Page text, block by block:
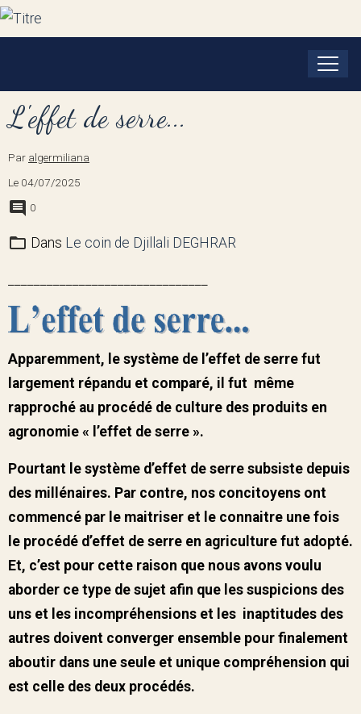
L'effet de serre...
Par algermiliana
Le 04/07/2025
0
Dans Le coin de Djillali DEGHRAR
Apparemment, le système de l’effet de serre fut
largement répandu et comparé, il fut même
rapproché au procédé de culture des produits en
agronomie « l’effet de serre ».
Pourtant le système d’effet de serre subsiste depuis
des millénaires. Par contre, nos concitoyens ont
commencé par le maitriser et le connaitre une fois
le procédé d’effet de serre en agriculture fut adopté.
Et, c’est pour cette raison que nous avons voulu
aborder ce type de sujet afin que les suspicions des
uns et les incompréhensions et les inaptitudes des
autres doivent converger ensemble pour finalement
aboutir dans une seule et unique compréhension qui
est celle des deux procédés.